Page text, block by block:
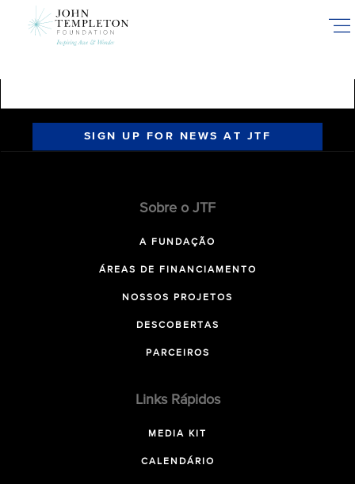
SIGN UP FOR NEWS AT JTF
Sobre o JTF
A FUNDAÇÃO
ÁREAS DE FINANCIAMENTO
NOSSOS PROJETOS
DESCOBERTAS
PARCEIROS
Links Rápidos
MEDIA KIT
CALENDÁRIO